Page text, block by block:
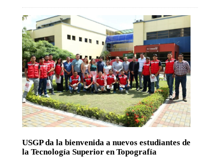
USGP da la bienvenida a nuevos estudiantes de
la Tecnología Superior en Topografía